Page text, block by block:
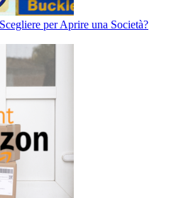
per Aprire una Società?